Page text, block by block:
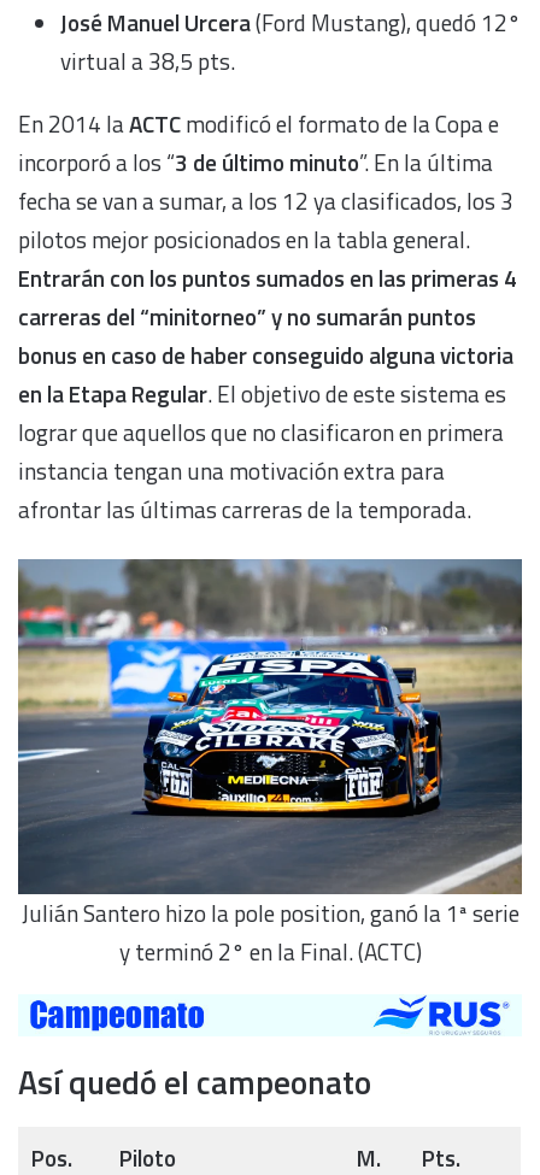
José Manuel Urcera(Ford Mustang), quedó 12°
virtual a 38,5 pts.
En 2014 laACTCmodificó el formato de la Copa e
incorporó a los “3 de último minuto”. En la última
fecha se van a sumar, a los 12 ya clasificados, los 3
pilotos mejor posicionados en la tabla general.
Entrarán con los puntos sumados en las primeras 4
carreras del “minitorneo” y no sumarán puntos
bonus en caso de haber conseguido alguna victoria
en la Etapa Regular. El objetivo de este sistema es
lograr que aquellos que no clasificaron en primera
instancia tengan una motivación extra para
afrontar las últimas carreras de la temporada.
Julián Santero hizo la pole position, ganó la 1ª serie
y terminó 2° en la Final. (ACTC)
Así quedó el campeonato
Pos. Piloto M.
Pts.